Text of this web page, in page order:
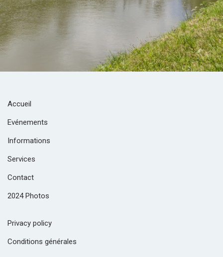
Accueil
Evénements
Informations
Services
Contact
2024 Photos
Privacy policy
Conditions générales